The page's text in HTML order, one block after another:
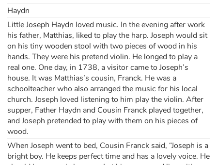
Haydn
Little Joseph Haydn loved music. In the evening after work
his father, Matthias, liked to play the harp. Joseph would sit
on his tiny wooden stool with two pieces of wood in his
hands. They were his pretend violin. He longed to play a
real one. One day, in 1738, a visitor came to Joseph’s
house. It was Matthias’s cousin, Franck. He was a
schoolteacher who also arranged the music for his local
church. Joseph loved listening to him play the violin. After
supper, Father Haydn and Cousin Franck played together,
and Joseph pretended to play with them on his pieces of
wood.
When Joseph went to bed, Cousin Franck said, “Joseph is a
bright boy. He keeps perfect time and has a lovely voice. He